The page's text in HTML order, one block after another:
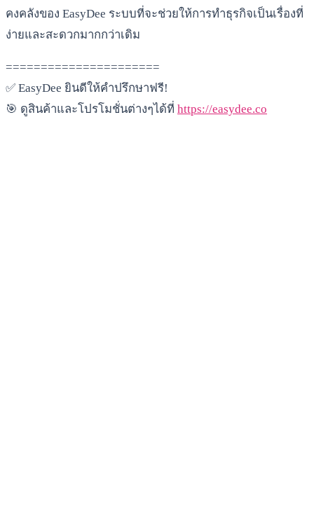
คงคลังของ EasyDee ระบบที่จะช่วยให้การทำธุรกิจเป็นเรื่องที่
ง่ายและสะดวกมากกว่าเดิม
======================
✅ EasyDee ยินดีให้คำปรึกษาฟรี!
🎯 ดูสินค้าและโปรโมชั่นต่างๆได้ที่ https://easydee.co